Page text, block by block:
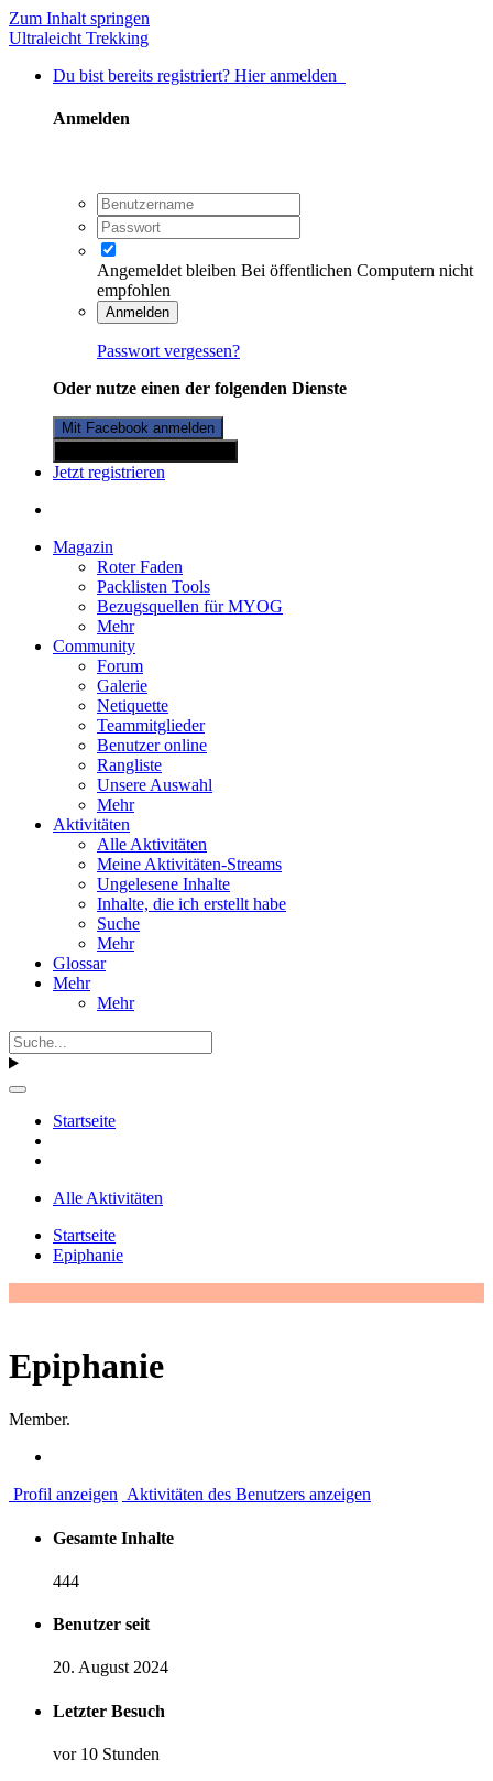
Zum Inhalt springen
Ultraleicht Trekking
Du bist bereits registriert? Hier anmelden
Anmelden
Angemeldet bleiben Bei öffentlichen Computern nicht
empfohlen
Anmelden
Passwort vergessen?
Oder nutze einen der folgenden Dienste
Mit Facebook anmelden
Jetzt registrieren
Magazin
Roter Faden
Packlisten Tools
Bezugsquellen für MYOG
Mehr
Community
Forum
Galerie
Netiquette
Teammitglieder
Benutzer online
Rangliste
Unsere Auswahl
Mehr
Aktivitäten
Alle Aktivitäten
Meine Aktivitäten-Streams
Ungelesene Inhalte
Inhalte, die ich erstellt habe
Suche
Mehr
Glossar
Mehr
Mehr
Startseite
Alle Aktivitäten
Startseite
Epiphanie
Epiphanie
Member.
Profil anzeigen Aktivitäten des Benutzers anzeigen
Gesamte Inhalte
444
Benutzer seit
20. August 2024
Letzter Besuch
vor 10 Stunden